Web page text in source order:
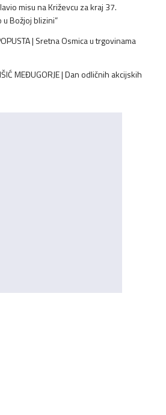
misu na Križevcu za kraj 37.
Božjoj blizini”
| Sretna Osmica u trgovinama
MEĐUGORJE | Dan odličnih akcijskih